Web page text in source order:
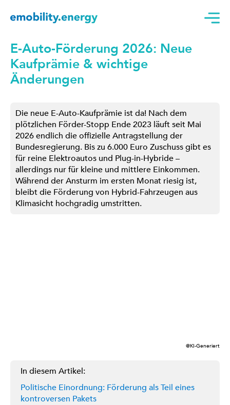
E-Auto-Förderung 2026: Neue
Kaufprämie & wichtige
Änderungen
Die neue E-Auto-Kaufprämie ist da! Nach dem
plötzlichen Förder-Stopp Ende 2023 läuft seit Mai
2026 endlich die offizielle Antragstellung der
Bundesregierung. Bis zu 6.000 Euro Zuschuss gibt es
für reine Elektroautos und Plug-in-Hybride –
allerdings nur für kleine und mittlere Einkommen.
Während der Ansturm im ersten Monat riesig ist,
bleibt die Förderung von Hybrid-Fahrzeugen aus
Klimasicht hochgradig umstritten.
@KI-Generiert
In diesem Artikel:
Politische Einordnung: Förderung als Teil eines
kontroversen Pakets